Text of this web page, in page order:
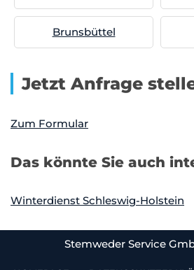
Brunsbüttel
Jetzt Anfrage
Zum Formular
Das könnte Sie auch
Winterdienst Schleswig-Holstein
Stemweder Service